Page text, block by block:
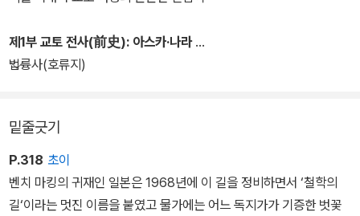
유물을 낳고 유물은 역사를 증언한다”는 유홍준 교수의 철학에 입각
해 교토의 아름다운 명소와 문화유산 하나하나에 말을 걸어가며 일본
제1부 교토 전사(前史): 아스카·나라
법륭사(호류지)
밑줄긋기
P.318 초이
벤치 마킹의 귀재인 일본은 1968년에 이 길을 정비하면서 ‘철학의
길‘이라는 멋진 이름을 붙였고 물가에는 어느 독지가가 기증한 벗꽃